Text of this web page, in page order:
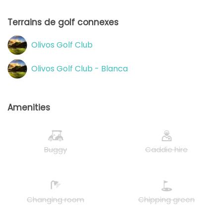
Terrains de golf connexes
Olivos Golf Club
Olivos Golf Club - Blanca
Amenities
Buggy Caddie hire
Changing room Chipping green